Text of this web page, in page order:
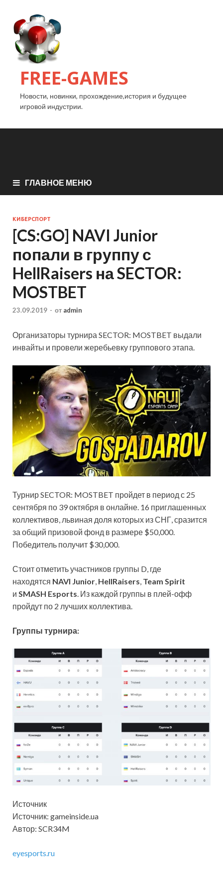
FREE-GAMES
Новости, новинки, прохождение,история и будущее
игровой индустрии.
ГЛАВНОЕ МЕНЮ
КИБЕРСПОРТ
[CS:GO] NAVI Junior
попали в группу с
HellRaisers на SECTOR:
MOSTBET
23.09.2019 - от admin
Организаторы турнира SECTOR: MOSTBET выдали
инвайты и провели жеребьевку группового этапа.
Турнир SECTOR: MOSTBET пройдет в период с 25
сентября по 39 октября в онлайне. 16 приглашенных
коллективов, львиная доля которых из СНГ, сразится
за общий призовой фонд в размере $50,000.
Победитель получит $30,000.
Стоит отметить участников группы D, где
находятся NAVI Junior, HellRaisers, Team Spirit
и SMASH Esports. Из каждой группы в плей-офф
пройдут по 2 лучших коллектива.
Группы турнира:
Источник
Источник: gameinside.ua
Автор: SCR34M
eyesports.ru